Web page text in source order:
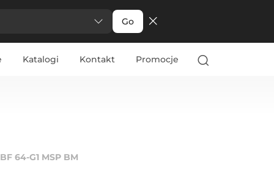
Go
Katalogi Kontakt Promocje
64-G1 MSP BM